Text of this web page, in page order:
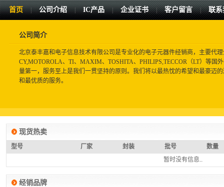
首页 | 公司介绍 | IC产品 | 企业证书 | 客户留言 | 联系
公司简介
北京泰丰嘉和电子信息技术有限公司是专业化的电子元器件经销商，主要代
CY,MOTOROLA、TI、MAXIM、TOSHITA、PHILIPS,TECCOR（LT）等国
量第一，服务至上是我们一贯坚持的原则。我们将以最热忱的希望和最豪迈
和最优质的服务。
现货热卖
型号 厂家 封装 批号
数量
暂时没有信息..
经销品牌